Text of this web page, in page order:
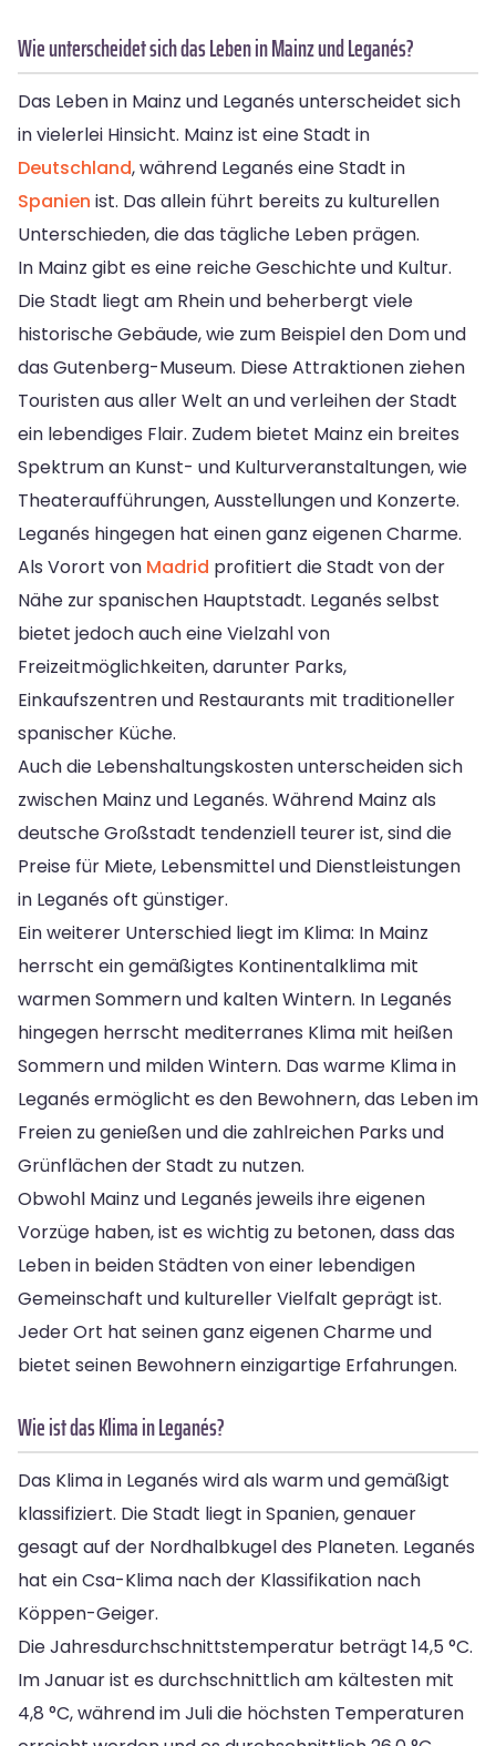
Wie unterscheidet sich das Leben in Mainz und Leganés?
Das Leben in Mainz und Leganés unterscheidet sich
in vielerlei Hinsicht. Mainz ist eine Stadt in
Deutschland, während Leganés eine Stadt in
Spanien ist. Das allein führt bereits zu kulturellen
Unterschieden, die das tägliche Leben prägen.
In Mainz gibt es eine reiche Geschichte und Kultur.
Die Stadt liegt am Rhein und beherbergt viele
historische Gebäude, wie zum Beispiel den Dom und
das Gutenberg-Museum. Diese Attraktionen ziehen
Touristen aus aller Welt an und verleihen der Stadt
ein lebendiges Flair. Zudem bietet Mainz ein breites
Spektrum an Kunst- und Kulturveranstaltungen, wie
Theateraufführungen, Ausstellungen und Konzerte.
Leganés hingegen hat einen ganz eigenen Charme.
Als Vorort von Madrid profitiert die Stadt von der
Nähe zur spanischen Hauptstadt. Leganés selbst
bietet jedoch auch eine Vielzahl von
Freizeitmöglichkeiten, darunter Parks,
Einkaufszentren und Restaurants mit traditioneller
spanischer Küche.
Auch die Lebenshaltungskosten unterscheiden sich
zwischen Mainz und Leganés. Während Mainz als
deutsche Großstadt tendenziell teurer ist, sind die
Preise für Miete, Lebensmittel und Dienstleistungen
in Leganés oft günstiger.
Ein weiterer Unterschied liegt im Klima: In Mainz
herrscht ein gemäßigtes Kontinentalklima mit
warmen Sommern und kalten Wintern. In Leganés
hingegen herrscht mediterranes Klima mit heißen
Sommern und milden Wintern. Das warme Klima in
Leganés ermöglicht es den Bewohnern, das Leben im
Freien zu genießen und die zahlreichen Parks und
Grünflächen der Stadt zu nutzen.
Obwohl Mainz und Leganés jeweils ihre eigenen
Vorzüge haben, ist es wichtig zu betonen, dass das
Leben in beiden Städten von einer lebendigen
Gemeinschaft und kultureller Vielfalt geprägt ist.
Jeder Ort hat seinen ganz eigenen Charme und
bietet seinen Bewohnern einzigartige Erfahrungen.
Wie ist das Klima in Leganés?
Das Klima in Leganés wird als warm und gemäßigt
klassifiziert. Die Stadt liegt in Spanien, genauer
gesagt auf der Nordhalbkugel des Planeten. Leganés
hat ein Csa-Klima nach der Klassifikation nach
Köppen-Geiger.
Die Jahresdurchschnittstemperatur beträgt 14,5 °C.
Im Januar ist es durchschnittlich am kältesten mit
4,8 °C, während im Juli die höchsten Temperaturen